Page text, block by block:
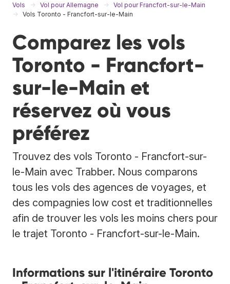
Vols Vol pour Allemagne
Vol pour Francfort-sur-le-Main
Vols Toronto - Francfort-sur-le-Main
Comparez les vols
Toronto - Francfort-
sur-le-Main et
réservez où vous
préférez
Trouvez des vols Toronto - Francfort-sur-
le-Main avec Trabber. Nous comparons
tous les vols des agences de voyages, et
des compagnies low cost et traditionnelles
afin de trouver les vols les moins chers pour
le trajet Toronto - Francfort-sur-le-Main.
Informations sur l'itinéraire Toronto